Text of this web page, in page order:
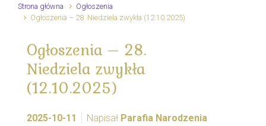
Strona główna
Ogłoszenia
Ogłoszenia – 28. Niedziela zwykła (12.10.2025)
Ogłoszenia – 28.
Niedziela zwykła
(12.10.2025)
2025-10-11 Napisał Parafia Narodzenia